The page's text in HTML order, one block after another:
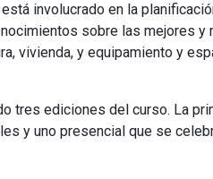
involucrado en la
sobre las mejores
vivienda, y equipamiento y
tres ediciones del curso. La
y uno presencial que se